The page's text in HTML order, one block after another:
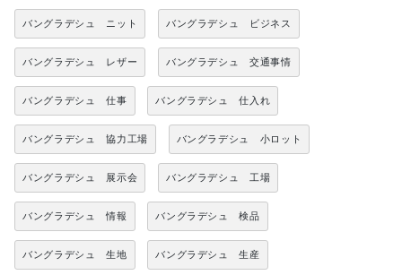
バングラデシュ ニット バングラデシュ ビジネス
バングラデシュ レザー バングラデシュ 交通事情
バングラデシュ 仕事 バングラデシュ 仕入れ
バングラデシュ 協力工場 バングラデシュ 小ロット
バングラデシュ 展示会 バングラデシュ 工場
バングラデシュ 情報 バングラデシュ 検品
バングラデシュ 生地 バングラデシュ 生産